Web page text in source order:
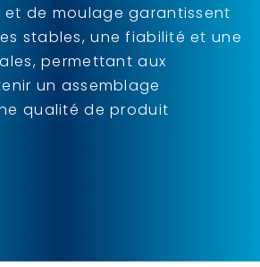
de moulage garantissent
stables, une fiabilité et une
permettant aux
un assemblage
qualité de produit